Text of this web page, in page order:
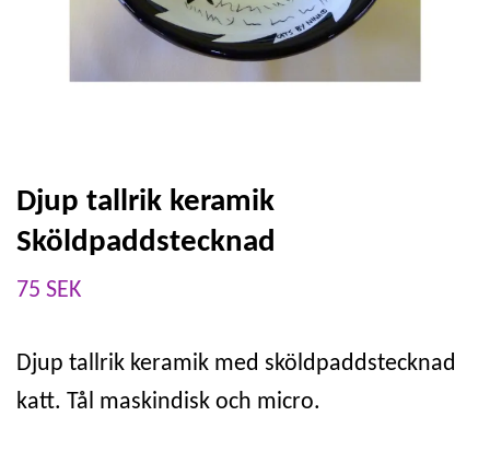
Djup tallrik keramik
Sköldpaddstecknad
75 SEK
Djup tallrik keramik med sköldpaddstecknad
katt. Tål maskindisk och micro.